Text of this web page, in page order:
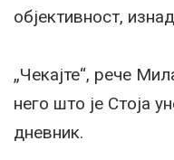
објективност,
„Чекајте“, рече
него што је Стоја
дневник.